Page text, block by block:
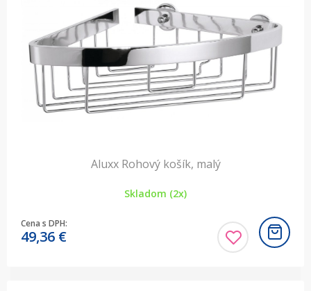
Aluxx Rohový košík, malý
Skladom (2x)
Cena s DPH:
49,36 €